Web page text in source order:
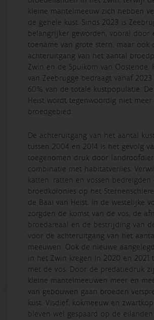
kleine mantelmeeuw zich hebben
de gehele kust. Sinds 2023 is
belangrijker geworden, vooral door
toename van grote stern, maar ook
achteruitgang van het aantal
Zwin en de Spuikom van Oostende.
van Zeebrugge bedraagt vanaf
60% van de totale kustpopulatie. De
Heist wordt tegenwoordig niet
broedgebied.
De achteruitgang van het aantal
tussen 2004 en 2014 is het gevolg
toegenomen druk door
combinatie met habitatverlies.
katten, ratten en vossen bedreigden
broedkolonies op het
de Baai van Heist. In de westelijke
zorgden de komst van de vos, de
broedareaal en de bestrijding van
voor de achteruitgang van het
meeuwen. Ook de nieuwe
in het Zwin kregen in 2020 en 2021
met de vos. Door de predatiedruk
kleine mantelmeeuwen meer en
van gebouwen gaan broeden
kust. Visdief, kokmeeuw en
bleven wel gespaard op de